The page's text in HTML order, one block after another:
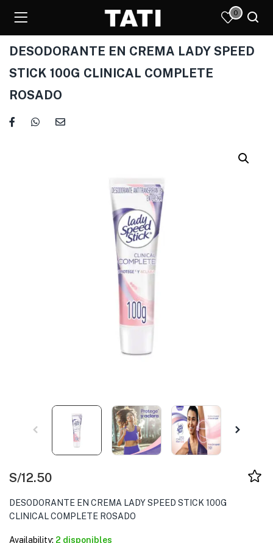
0
DESODORANTE EN CREMA LADY SPEED
STICK 100G CLINICAL COMPLETE
ROSADO
S/12.50
DESODORANTE EN CREMA LADY SPEED STICK 100G
CLINICAL COMPLETE ROSADO
Availability: 2 disponibles